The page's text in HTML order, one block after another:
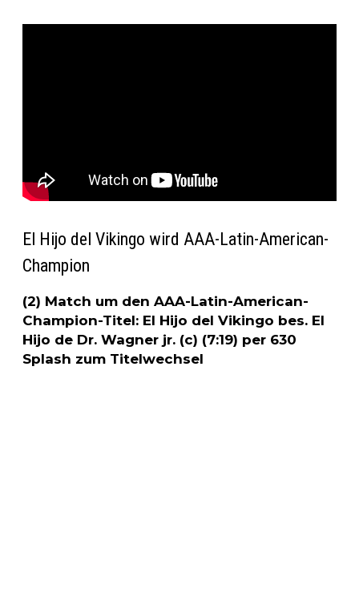
El Hijo del Vikingo wird AAA-Latin-American-
Champion
(2) Match um den AAA-Latin-American-
Champion-Titel: El Hijo del Vikingo bes. El
Hijo de Dr. Wagner jr. (c) (7:19) per 630
Splash zum Titelwechsel